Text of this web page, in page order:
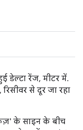
डेल्टा रेंज, मीटर में.
से दूर जा रहा
के साइन के बीच